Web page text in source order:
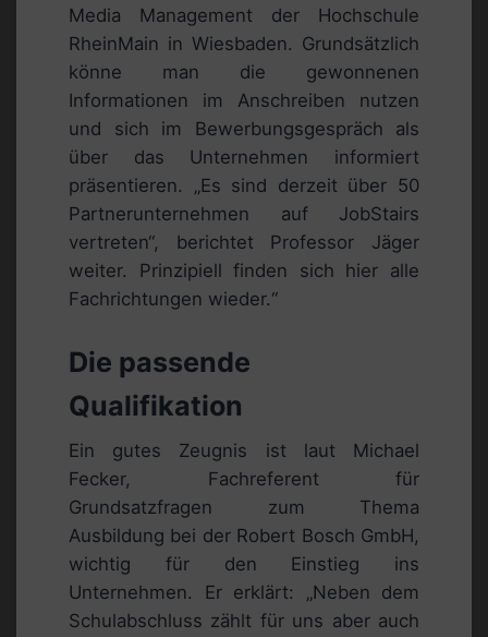
Media Management der Hochschule
RheinMain in Wiesbaden. Grundsätzlich
könne man die gewonnenen
Informationen im Anschreiben nutzen
und sich im Bewerbungsgespräch als
über das Unternehmen informiert
präsentieren. „Es sind derzeit über 50
Partnerunternehmen auf JobStairs
vertreten“, berichtet Professor Jäger
weiter. Prinzipiell finden sich hier alle
Fachrichtungen wieder.“
Die passende
Qualifikation
Ein gutes Zeugnis ist laut Michael
Fecker, Fachreferent für
Grundsatzfragen zum Thema
Ausbildung bei der Robert Bosch GmbH,
wichtig für den Einstieg ins
Unternehmen. Er erklärt: „Neben dem
Schulabschluss zählt für uns aber auch